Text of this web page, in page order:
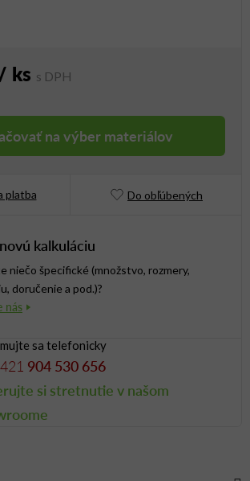
ks
na výber materiálov
platba Do obľúbených
kalkuláciu
niečo špecifické (množstvo, rozmery,
doručenie a pod.)?
sa telefonicky
904 530 656
si stretnutie v našom